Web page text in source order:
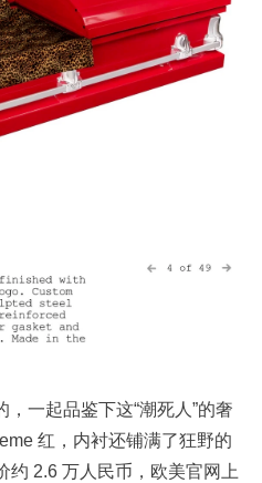
一起品鉴下这“潮死人”的奢
红，内衬还铺满了狂野的
约 2.6 万人民币，欧美官网上